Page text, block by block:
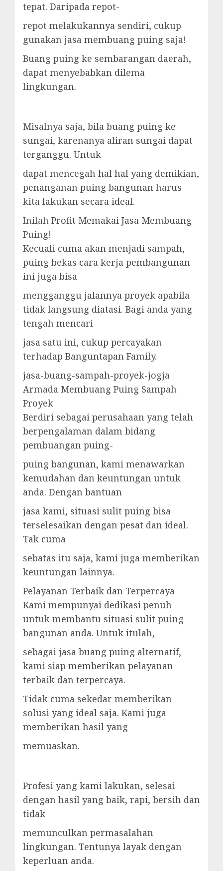
tepat. Daripada repot-
repot melakukannya sendiri, cukup
gunakan jasa membuang puing saja!
Buang puing ke sembarangan daerah,
dapat menyebabkan dilema
lingkungan.
Misalnya saja, bila buang puing ke
sungai, karenanya aliran sungai dapat
terganggu. Untuk
dapat mencegah hal hal yang demikian,
penanganan puing bangunan harus
kita lakukan secara ideal.
Inilah Profit Memakai Jasa Membuang
Puing!
Kecuali cuma akan menjadi sampah,
puing bekas cara kerja pembangunan
ini juga bisa
mengganggu jalannya proyek apabila
tidak langsung diatasi. Bagi anda yang
tengah mencari
jasa satu ini, cukup percayakan
terhadap Banguntapan Family.
jasa-buang-sampah-proyek-jogja
Armada Membuang Puing Sampah
Proyek
Berdiri sebagai perusahaan yang telah
berpengalaman dalam bidang
pembuangan puing-
puing bangunan, kami menawarkan
kemudahan dan keuntungan untuk
anda. Dengan bantuan
jasa kami, situasi sulit puing bisa
terselesaikan dengan pesat dan ideal.
Tak cuma
sebatas itu saja, kami juga memberikan
keuntungan lainnya.
Pelayanan Terbaik dan Terpercaya
Kami mempunyai dedikasi penuh
untuk membantu situasi sulit puing
bangunan anda. Untuk itulah,
sebagai jasa buang puing alternatif,
kami siap memberikan pelayanan
terbaik dan terpercaya.
Tidak cuma sekedar memberikan
solusi yang ideal saja. Kami juga
memberikan hasil yang
memuaskan.
Profesi yang kami lakukan, selesai
dengan hasil yang baik, rapi, bersih dan
tidak
memunculkan permasalahan
lingkungan. Tentunya layak dengan
keperluan anda.